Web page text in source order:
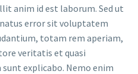
anim id est laborum. Sed ut
error sit voluptatem
totam rem aperiam,
veritatis et quasi
explicabo. Nemo enim